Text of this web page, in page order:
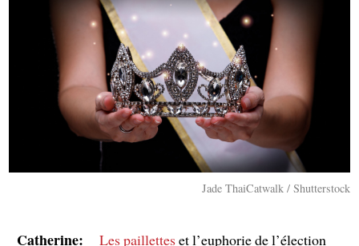
Jade ThaiCatwalk / Shutterstock
Catherine: Les pailletteset l’euphorie de l’élection